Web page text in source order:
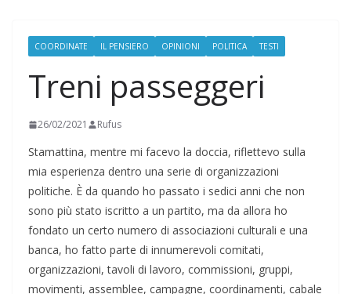
COORDINATE IL PENSIERO OPINIONI POLITICA TESTI
Treni passeggeri
26/02/2021 Rufus
Stamattina, mentre mi facevo la doccia, riflettevo sulla
mia esperienza dentro una serie di organizzazioni
politiche. È da quando ho passato i sedici anni che non
sono più stato iscritto a un partito, ma da allora ho
fondato un certo numero di associazioni culturali e una
banca, ho fatto parte di innumerevoli comitati,
organizzazioni, tavoli di lavoro, commissioni, gruppi,
movimenti, assemblee, campagne, coordinamenti, cabale